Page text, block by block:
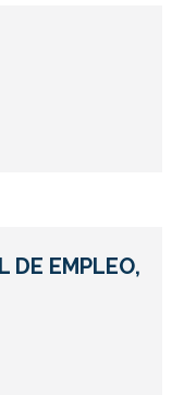
DE EMPLEO,